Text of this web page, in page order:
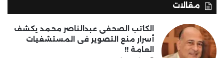
مقالات
الكاتب الصحفى عبدالناصر محمد يكشف
أسرار منع التصوير فى المستشفيات
العامة !!